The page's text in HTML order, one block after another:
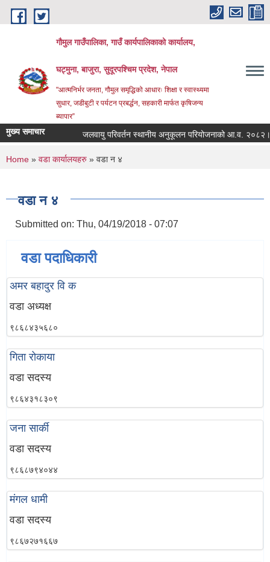
Skip to main content
गौमुल गाउँपालिका, गाउँ कार्यपालिकाको कार्यालय,
घट्मुना, बाजुरा, सुदूरपश्चिम प्रदेश, नेपाल
"आत्मनिर्भर जनता, गौमुल समृद्धिको आधारः शिक्षा र स्वास्थ्यमा
सुधार, जडीबुटी र पर्यटन प्रबर्द्धन, सहकारी मार्फत कृषिजन्य
ब्यापार”
मुख्य समाचार जलवायु परिवर्तन स्थानीय अनुकूलन परियोजनाको आ.व.
You are here
Home » वडा कार्यालयहरु » वडा न ४
वडा न ४
Submitted on: Thu, 04/19/2018 - 07:07
वडा पदाधिकारी
अमर बहादुर वि क
वडा अध्यक्ष
९८६८४३५६८०
गिता रोकाया
वडा सदस्य
९८६४३१८३०९
जना सार्की
वडा सदस्य
९८६८७९४०४४
मंगल धामी
वडा सदस्य
९८६७२७१६६७